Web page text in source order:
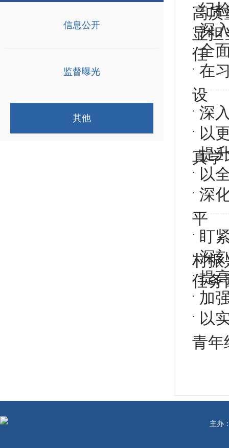
信息公开
监督曝光
其他
高质
纪
显担
深
任全
在
设
深
以
真学
提
以
深
平
盯
村振
深
任务
提
加
以
青年
主办